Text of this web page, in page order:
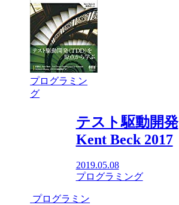
プログラミン
グ
テスト駆動開発
Kent Beck 2017
2019.05.08
プログラミング
プログラミン